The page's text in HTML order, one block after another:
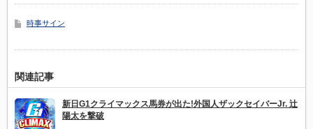
時事サイン
関連記事
新日G1クライマックス馬券が出た!外国人ザックセイバーJr. 辻
陽太を撃破